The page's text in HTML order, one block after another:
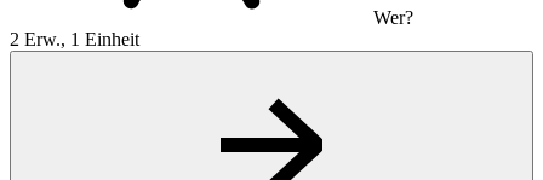
Wer?
2 Erw., 1 Einheit